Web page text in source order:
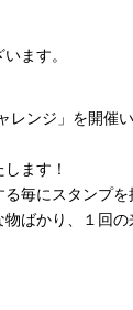
ます。
レンジ」を開催
ます！
毎にスタンプを
ばかり、１回の